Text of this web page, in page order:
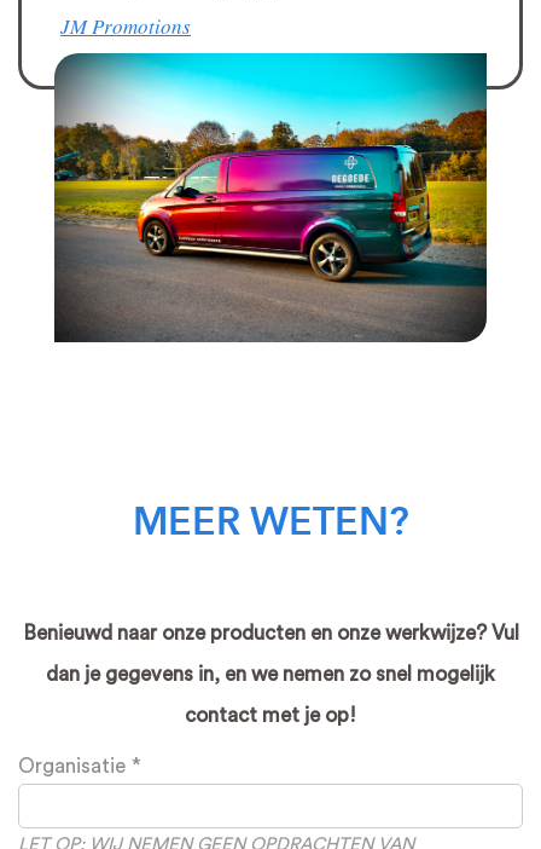
JM Promotions
MEER WETEN?
Benieuwd naar onze producten en onze werkwijze? Vul
dan je gegevens in, en we nemen zo snel mogelijk
contact met je op!
Leave
this
blank
Organisatie
LET OP: WIJ NEMEN GEEN OPDRACHTEN VAN